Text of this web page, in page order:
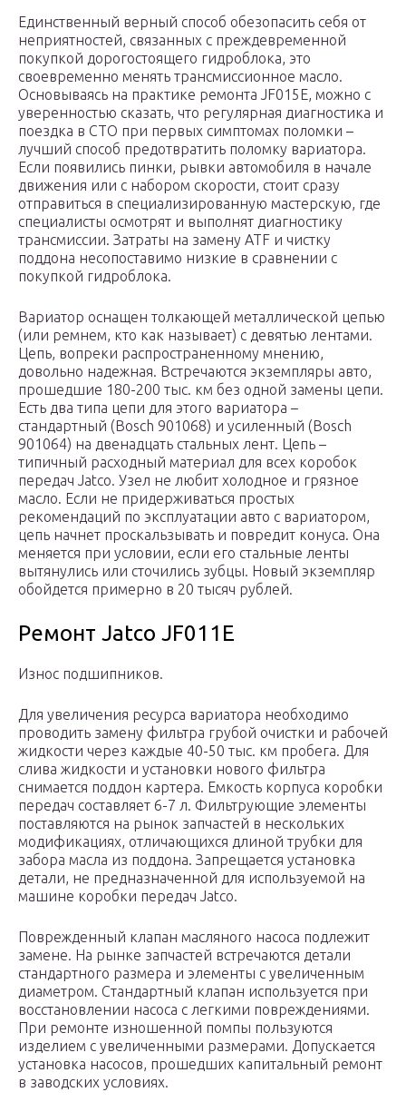
Единственный верный способ обезопасить себя от
неприятностей, связанных с преждевременной
покупкой дорогостоящего гидроблока, это
своевременно менять трансмиссионное масло.
Основываясь на практике ремонта JF015E, можно с
уверенностью сказать, что регулярная диагностика и
поездка в СТО при первых симптомах поломки –
лучший способ предотвратить поломку вариатора.
Если появились пинки, рывки автомобиля в начале
движения или с набором скорости, стоит сразу
отправиться в специализированную мастерскую, где
специалисты осмотрят и выполнят диагностику
трансмиссии. Затраты на замену ATF и чистку
поддона несопоставимо низкие в сравнении с
покупкой гидроблока.
Вариатор оснащен толкающей металлической цепью
(или ремнем, кто как называет) с девятью лентами.
Цепь, вопреки распространенному мнению,
довольно надежная. Встречаются экземпляры авто,
прошедшие 180-200 тыс. км без одной замены цепи.
Есть два типа цепи для этого вариатора –
стандартный (Bosch 901068) и усиленный (Bosch
901064) на двенадцать стальных лент. Цепь –
типичный расходный материал для всех коробок
передач Jatco. Узел не любит холодное и грязное
масло. Если не придерживаться простых
рекомендаций по эксплуатации авто с вариатором,
цепь начнет проскальзывать и повредит конуса. Она
меняется при условии, если его стальные ленты
вытянулись или сточились зубцы. Новый экземпляр
обойдется примерно в 20 тысяч рублей.
Ремонт Jatco JF011E
Износ подшипников.
Для увеличения ресурса вариатора необходимо
проводить замену фильтра грубой очистки и рабочей
жидкости через каждые 40-50 тыс. км пробега. Для
слива жидкости и установки нового фильтра
снимается поддон картера. Емкость корпуса коробки
передач составляет 6-7 л. Фильтрующие элементы
поставляются на рынок запчастей в нескольких
модификациях, отличающихся длиной трубки для
забора масла из поддона. Запрещается установка
детали, не предназначенной для используемой на
машине коробки передач Jatco.
Поврежденный клапан масляного насоса подлежит
замене. На рынке запчастей встречаются детали
стандартного размера и элементы с увеличенным
диаметром. Стандартный клапан используется при
восстановлении насоса с легкими повреждениями.
При ремонте изношенной помпы пользуются
изделием с увеличенными размерами. Допускается
установка насосов, прошедших капитальный ремонт
в заводских условиях.